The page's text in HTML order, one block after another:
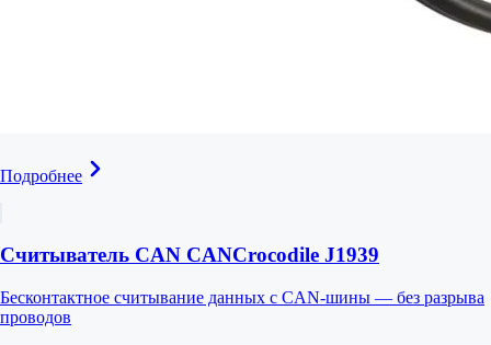
Подробнее
Считыватель CAN CANCrocodile J1939
Бесконтактное считывание данных с CAN-шины — без разрыва
проводов